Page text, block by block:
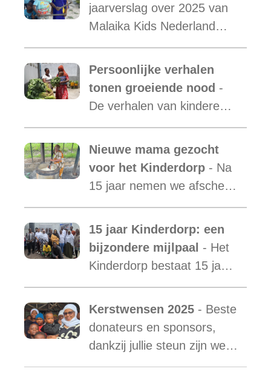
jaarverslag over 2025 van
Malaika Kids Nederland
met daarin opgenomen het
verslag van de activiteiten
van Malaika Kids Tanzania
is uit.
Persoonlijke verhalen
tonen groeiende nood -
De verhalen van kinderen
laten zien hoe essentieel
onze ondersteuning is,
terwijl de vraag blijft
toenemen.
Nieuwe mama gezocht
voor het Kinderdorp - Na
15 jaar nemen we afscheid
van Mama Ester. We
starten de zoektocht naar
een nieuwe mama met een
warm hart voor onze
15 jaar Kinderdorp: een
bijzondere mijlpaal - Het
Kinderdorp bestaat 15 jaar
en groeide uit tot een plek
waar honderden kinderen
een stabiele toekomst
vonden.
Kerstwensen 2025 - Beste
donateurs en sponsors,
dankzij jullie steun zijn we
ook in het afgelopen jaar